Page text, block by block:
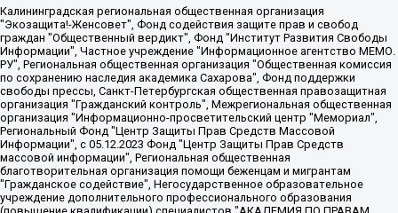
Калининградская региональная общественная организация "Экозащита!-Женсовет", Фонд содействия защите прав и свобод граждан "Общественный вердикт", Фонд "Институт Развития Свободы Информации", Частное учреждение "Информационное агентство МЕМО. РУ", Региональная общественная организация "Общественная комиссия по сохранению наследия академика Сахарова", Фонд поддержки свободы прессы, Санкт-Петербургская общественная правозащитная организация "Гражданский контроль", Межрегиональная общественная организация "Информационно-просветительский центр "Мемориал", Региональный Фонд "Центр Защиты Прав Средств Массовой Информации", с 05.12.2023 Фонд "Центр Защиты Прав Средств массовой информации", Региональная общественная благотворительная организация помощи беженцам и мигрантам "Гражданское содействие", Негосударственное образовательное учреждение дополнительного профессионального образования (повышение квалификации) специалистов "АКАДЕМИЯ ПО ПРАВАМ ЧЕЛОВЕКА", Свердловская региональная общественная организация "Сутяжник", Автономная некоммерческая организация "Центр независимых социологических исследований", Союз общественных объединений "Российский исследовательский центр по правам человека", Региональное общественное учреждение научно-информационный центр "МЕМОРИАЛ", Некоммерческая организация "Фонд защиты гласности", Автономная некоммерческая организация "Институт прав человека", Городская общественная организация "Екатеринбургское общество "МЕМОРИАЛ", Городская общественная организация "Рязанское историко-просветительское и правозащитное общество "Мемориал" (Рязанский Мемориал), Челябинский региональный орган общественной самодеятельности – женское общественное объединение "Женщины Евразии", Челябинский региональный орган общественной самодеятельности "Уральская правозащитная группа", Фонд содействия защите здоровья и социальной справедливости имени Андрея Рылькова, Автономная Некоммерческая Организация "Аналитический Центр Юрия Левады", Автономная некоммерческая организация социальной поддержки населения "Проект Апрель", Региональная общественная организация помощи женщинам и детям, находящимся в кризисной ситуации "Информационно-методический центр "Анна", Фонд содействия развитию массовых коммуникаций и правовому просвещению "Так-так-Так", Фонд содействия устойчивому развитию "Серебряная тайга", Свердловский региональный общественный фонд социальных проектов "Новое время", "Idel.Реалии", Кавказ.Реалии, Крым.Реалии, Телеканал Настоящее Время, Татаро-башкирская служба Радио Свобода (Azatliq Radiosi), Радио Свободная Европа/Радио Свобода (PCE/PC), "Сибирь.Реалии", "Фактограф", Благотворительный фонд помощи осужденным и их семьям, Автономная некоммерческая организация "Институт глобализации и социальных движений", Фонд "В защиту прав заключенных", Частное учреждение "Центр поддержки и содействия развитию средств массовой информации", Пензенский региональный общественный благотворительный фонд "Гражданский союз", "Север.Реалии", Некоммерческая организация Фонд "Правовая инициатива", Общество с ограниченной ответственностью "Радио Свободная Европа/Радио Свобода", Чешское информационное агентство "MEDIUM-ORIENT", Красноярская региональная общественная организация "Мы против СПИДа", Камалягин Денис Николаевич, Маркелов Сергей Евгеньевич, Пономарев Лев Александрович, Савицкая Людмила Алексеевна, Автономная некоммерческая организация "Центр по работе с проблемой насилия "НАСИЛИЮ.НЕТ", Межрегиональный профессиональный союз работников здравоохранения "Альянс врачей", Юридическое лицо, зарегистрированное в Латвийской Республике, SIA "Medusa Project" (регистрационный номер 40103797863, дата регистрации 10.06.2014), Некоммерческая организация "Фонд по борьбе с коррупцией", Автономная некоммерческая организация "Институт права и публичной политики", Баданин Роман Сергеевич, Гликин Максим Александрович, Железнова Мария Михайловна, Лукьянова Юлия Сергеевна, Маетная Елизавета Витальевна, Маняхин Петр Борисович, Чуракова Ольга Владимировна, Ярош Юлия Петровна, Юридическое лицо "The Insider SIA", зарегистрированное в Риге, Латвийская Республика (дата регистрации 26.06.2015), являющееся администратором доменного имени интернет-издания "The Insider SIA", https://theins.ru, Постернак Алексей Евгеньевич, Рубин Михаил Аркадьевич, Анин Роман Александрович, Юридическое лицо Istories fonds, зарегистрированное в Латвийской Республике (регистрационный номер 50008295751, дата регистрации 24.02.2020), Великовский Дмитрий Александрович, Долинина Ирина Николаевна, Мароховская Алеся Алексеевна, Шлейнов Роман Юрьевич, Шмагун Олеся Валентиновна, Общество с ограниченной ответственностью "Альтаир 2021", Общество с ограниченной ответственностью "Вега 2021", Общество с ограниченной ответственностью "Главный редактор 2021", Общество с ограниченной ответственностью "Ромашки монолит", Важенков Артем Валерьевич, Ивановская областная общественная организация "Центр гендерных исследований", Гурман Юрий Альбертович, Медиапроект "ОВД-Инфо", Егоров Владимир Владимирович, Жилинский Владимир Александрович, Общество с ограниченной ответственностью "ЗП", Иванова София Юрьевна, Карезина Инна Павловна, Кильтау Екатерина Викторовна, Петров Алексей Викторович, Пискунов Сергей Евгеньевич, Смирнов Сергей Сергеевич, Тихонов Михаил Сергеевич, Общество с ограниченной ответственностью "ЖУРНАЛИСТ-ИНОСТРАННЫЙ АГЕНТ", Арапова Галина Юрьевна, Вольтская Татьяна Анатольевна, Американская компания "Mason G.E.S. Anonymous Foundation" (США), являющаяся владельцем интернет-издания https://mnews.world/, Компания "Stichting Bellingcat", зарегистрированная в Нидерландах (дата регистрации 11.07.2018), Захаров Андрей Вячеславович, Клепиковская Екатерина Дмитриевна, Общество с ограниченной ответственностью "МЕМО", Перл Роман Александрович, Симонов Евгений Алексеевич, Соловьева Елена Анатольевна, Сотников Даниил Владимирович, Сурначева Елизавета Дмитриевна, Автономная некоммерческая организация по защите прав человека и информированию населения "Якутия – Наше Мнение", Общество с ограниченной ответственностью "Москоу диджитал медиа", с 26.01.2023 Общество с ограниченной ответственностью "Чайка Белые сады", Ветошкина Валерия Валерьевна, Заговора Максим Александрович, Межрегиональное общественное движение "Российская ЛГБТ - сеть", Оленичев Максим Владимирович, Павлов Иван Юрьевич, Скворцова Елена Сергеевна, Общество с ограниченной ответственностью "Как бы инагент", Кочетков Игорь Викторович, Общество с ограниченной ответственностью "Честные выборы", Еланчик Олег Александрович, Общество с ограниченной ответственностью "Нобелевский призыв", Гималова Регина Эмилевна, Григорьев Андрей Валерьевич, Григорьева Алина Александровна, Ассоциация по содействию защите прав призывников, альтернативнослужащих и военнослужащих "Правозащитная группа "Гражданин.Армия.Право", Хисамова Регина Фаритовна, Автономная некоммерческая организация по реализации социально-правовых программ "Лилит", Дальневосточное общественное движение "Маяк", Санкт-Петербургская ЛГБТ-инициативная группа "Выход", Инициативная группа ЛГБТ+ "Реверс", Алексеев Андрей Викторович, Бекбулатова Таисия Львовна, Беляев Иван Михайлович, Владыкина Елена Сергеевна, Гельман Марат Александрович, Никульшина Вероника Юрьевна, Толоконникова Надежда Андреевна, Шендерович Виктор Анатольевич, Общество с ограниченной ответственностью "Данное сообщение", Общество с ограниченной ответственностью Издательский дом "Новая глава", Айнбиндер Александра Александровна, Московский комьюнити-центр для ЛГБТ+инициатив, Благотворительный фонд развития филантропии, Deutsche Welle (Германия, Kurt-Schumacher-Strasse 3, 53113 Bonn), Борзунова Мария Михайловна, Воробьев Виктор Викторович, Голубева Анна Львовна, Константинова Алла Михайловна, Малкова Ирина Владимировна, Мурадов Мурад Абдулгалимович, Осетинская Елизавета Николаевна, Понасенков Евгений Николаевич, Ганапольский Матвей Юрьевич, Киселев Евгений Алексеевич, Борухович Ирина Григорьевна, Дремин Иван Тимофеевич, Дубровский Дмитрий Викторович, Красноярская региональная общественная организация поддержки и развития альтернативных образовательных технологий и межкультурных коммуникаций "ИНТЕРРА", Маяковская Екатерина Алексеевна, Фейгин Марк Захарович, Филимонов Андрей Викторович, Дзугкоева Регина Николаевна, Доброхотов Роман Александрович, Дудь Юрий Александрович, Елкин Сергей Владимирович, Кругликов Кирилл Игоревич, Сабунаева Мария Леонидовна, Семенов Алексей Владимирович, Шаинян Карен Багратович, Шульман Екатерина Михайловна, Асафьев Артур Валерьевич, Вахштайн Виктор Семенович, Венедиктов Алексей Алексеевич, Лушникова Екатерина Евгеньевна, Волков Леонид Михайлович, Невзоров Александр Глебович, Пархоменко Сергей Борисович, Сироткин Ярослав Николаевич, Кара-Мурза Владимир Владимирович, Баранова Наталья Владимировна, Гозман Леонид Яковлевич, Кагарлицкий Борис Юльевич, Климарев Михаил Валерьевич, Милов Владимир Станиславович, Автономная некоммерческая организация Краснодарский центр современного искусства "Типография", Моргенштерн Алишер Тагирович, Соболь Любовь Эдуардовна, Общество с ограниченной ответственностью "ЛИЗА НОРМ", Каспаров Гарри Кимович, Ходорковский Михаил Борисович, Общество с ограниченной ответственностью "Апрельские тезисы", Данилович Ирина Брониславовна, Кашин Олег Владимирович, Петров Николай Владимирович, Пивоваров Алексей Владимирович, Соколов Михаил Владимирович, Цветкова Юлия Владимировна, Чичваркин Евгений Александрович, Комитет против пыток/Команда против пыток, Общество с ограниченной ответственностью "Первый научный", Общество с ограниченной ответственностью "Вертолет и ко", Белоцерковская Вероника Борисовна, Кац Максим Евгеньевич, Лазарева Татьяна Юрьевна, Шаведдинов Руслан Табризович, Яшин Илья Валерьевич, Общество с ограниченной ответственностью "Иноагент ААВ", Алешковский Дмитрий Петрович, Альбац Евгения Марковна, Быков Дмитрий Львович, Галямина Юлия Евгеньевна, Лойко Сергей Леонидович, Мартынов Кирилл Константинович, Медведев Сергей Александрович, Крашенинников Федор Геннадиевич, Гордеева Катерина Вл